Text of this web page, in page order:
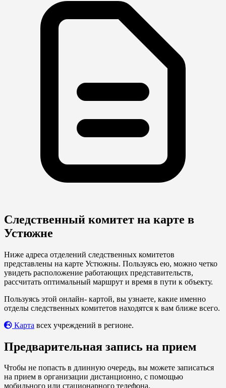
Следственный комитет на карте в
Устюжне
Ниже адреса отделений следственных комитетов
представлены на карте Устюжны. Пользуясь ею, можно четко
увидеть расположение работающих представительств,
рассчитать оптимальный маршрут и время в пути к объекту.
Пользуясь этой онлайн- картой, вы узнаете, какие именно
отделы следственных комитетов находятся к вам ближе всего.
Карта всех учреждений в регионе.
Предварительная запись на прием
Чтобы не попасть в длинную очередь, вы можете записаться
на прием в организации дистанционно, с помощью
мобильного или стационарного телефона.